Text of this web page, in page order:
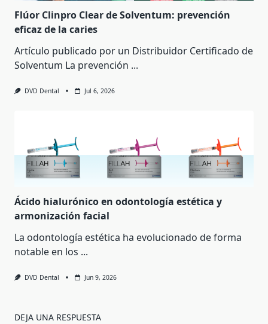
Flúor Clinpro Clear de Solventum: prevención
eficaz de la caries
Artículo publicado por un Distribuidor Certificado de
Solventum La prevención ...
DVD Dental Jul 6, 2026
Ácido hialurónico en odontología estética y
armonización facial
La odontología estética ha evolucionado de forma
notable en los ...
DVD Dental Jun 9, 2026
DEJA UNA RESPUESTA